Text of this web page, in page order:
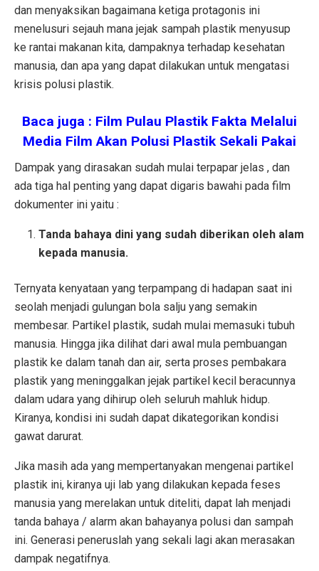
dan menyaksikan bagaimana ketiga protagonis ini
menelusuri sejauh mana jejak sampah plastik menyusup
ke rantai makanan kita, dampaknya terhadap kesehatan
manusia, dan apa yang dapat dilakukan untuk mengatasi
krisis polusi plastik.
Baca juga : Film Pulau Plastik Fakta Melalui
Media Film Akan Polusi Plastik Sekali Pakai
Dampak yang dirasakan sudah mulai terpapar jelas , dan
ada tiga hal penting yang dapat digaris bawahi pada film
dokumenter ini yaitu :
Tanda bahaya dini yang sudah diberikan oleh alam
kepada manusia.
Ternyata kenyataan yang terpampang di hadapan saat ini
seolah menjadi gulungan bola salju yang semakin
membesar. Partikel plastik, sudah mulai memasuki tubuh
manusia. Hingga jika dilihat dari awal mula pembuangan
plastik ke dalam tanah dan air, serta proses pembakara
plastik yang meninggalkan jejak partikel kecil beracunnya
dalam udara yang dihirup oleh seluruh mahluk hidup.
Kiranya, kondisi ini sudah dapat dikategorikan kondisi
gawat darurat.
Jika masih ada yang mempertanyakan mengenai partikel
plastik ini, kiranya uji lab yang dilakukan kepada feses
manusia yang merelakan untuk diteliti, dapat lah menjadi
tanda bahaya / alarm akan bahayanya polusi dan sampah
ini. Generasi peneruslah yang sekali lagi akan merasakan
dampak negatifnya.